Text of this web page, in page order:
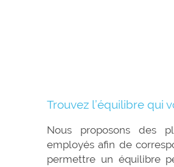
Trouvez l’équilibre qui
Nous proposons des
employés afin de
permettre un équilibre